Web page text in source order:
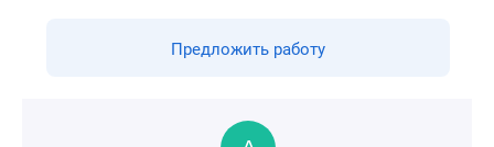
Предложить работу